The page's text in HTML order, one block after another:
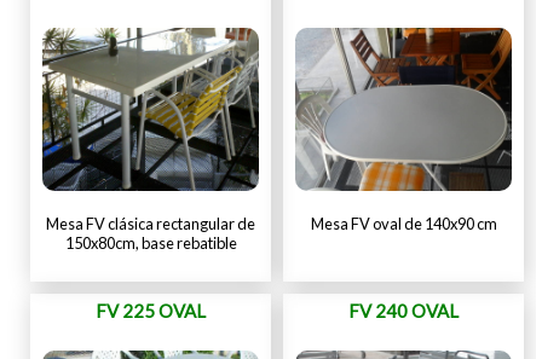
Mesa FV clásica rectangular de
150x80cm, base rebatible
Mesa FV oval de 140x90 cm
FV 225 OVAL FV 240 OVAL